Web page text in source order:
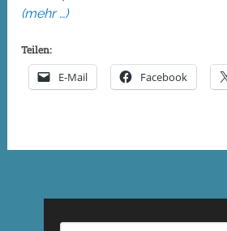
(mehr …)
Teilen:
E-Mail Facebook